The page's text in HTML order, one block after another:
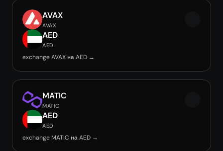
AVAX
AVAX
AED
AED
exchange AVAX на AED →
MATIC
MATIC
AED
AED
exchange MATIC на AED →